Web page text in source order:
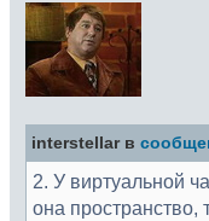
interstellar в
2. У виртуальной
она пространство,